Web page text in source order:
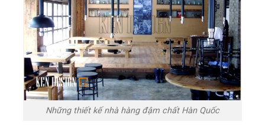
Những thiết kế nhà hàng đậm chất Hàn Quốc